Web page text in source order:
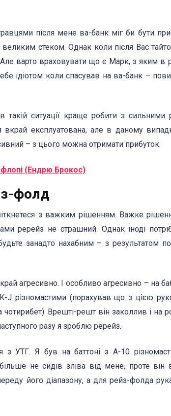
після мене ва-банк міг би бути
стеком. Однак коли після Вас
варто враховувати що є Марк, з яким в
ідіотом коли спасував на ва-банк –
ситуації краще робити з сильними
вкрай експлуатована, але в даному
– з цього можна отримати прибуток.
(Ендрю Брокос)
фолд
з важким рішенням. Важке
ререйз не страшний. Однак іноді
занадто нахабним – з результатом
агресивно. І особливо агресивно – на
J різномастими (порахував що з цією
Врешті-решт він заколлив і на
разу я зроблю ререйз.
з УТГ. Я був на баттоні з А-10
не сидів зліва від мене, проте
його діапазону, а для рейз-фолда